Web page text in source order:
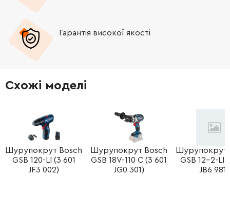
Гарантія високої якості
Схожі моделі
Шурупокрут Bosch
GSB 120-LI (3 601
JF3 002)
Шурупокрут Bosch
GSB 18V-110 C (3 601
JG0 301)
Шурупокрут
GSB 12-2-LI
JB6 981)